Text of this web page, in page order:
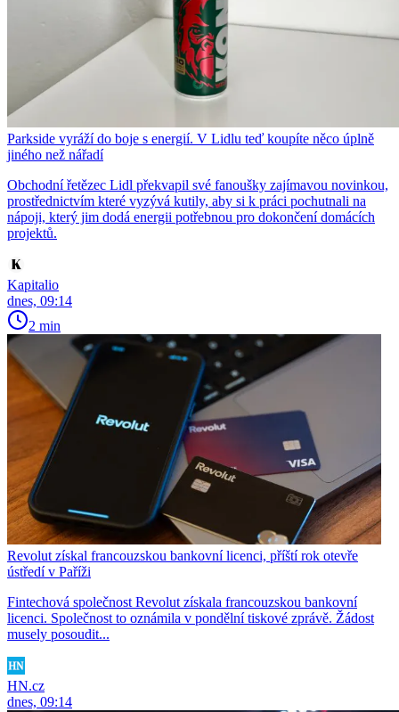
Parkside vyráží do boje s energií. V Lidlu teď koupíte něco úplně
jiného než nářadí
Obchodní řetězec Lidl překvapil své fanoušky zajímavou novinkou,
prostřednictvím které vyzývá kutily, aby si k práci pochutnali na
nápoji, který jim dodá energii potřebnou pro dokončení domácích
projektů.
Kapitalio
dnes, 09:14
2 min
Revolut získal francouzskou bankovní licenci, příští rok otevře
ústředí v Paříži
Fintechová společnost Revolut získala francouzskou bankovní
licenci. Společnost to oznámila v pondělní tiskové zprávě. Žádost
musely posoudit...
HN.cz
dnes, 09:14